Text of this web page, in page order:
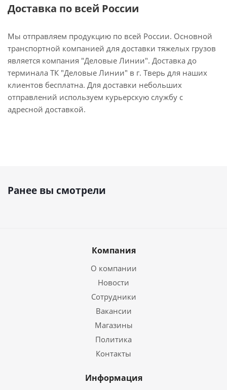
Доставка по всей России
Мы отправляем продукцию по всей России. Основной
транспортной компанией для доставки тяжелых грузов
является компания "Деловые Линии". Доставка до
терминала ТК "Деловые Линии" в г. Тверь для наших
клиентов бесплатна. Для доставки небольших
отправлений используем курьерскую службу с
адресной доставкой.
Ранее вы смотрели
Компания
О компании
Новости
Сотрудники
Вакансии
Магазины
Политика
Контакты
Информация